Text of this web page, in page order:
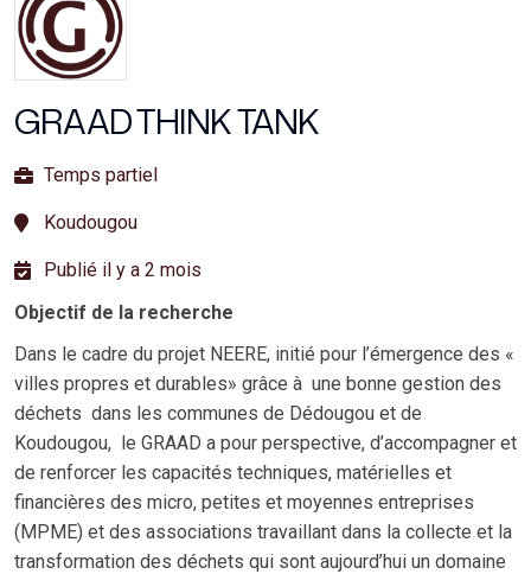
GRAAD THINK TANK
Temps partiel
Koudougou
Publié il y a 2 mois
Objectif de la recherche
Dans le cadre du projet NEERE, initié pour l’émergence des «
villes propres et durables» grâce à une bonne gestion des
déchets dans les communes de Dédougou et de
Koudougou, le GRAAD a pour perspective, d’accompagner et
de renforcer les capacités techniques, matérielles et
financières des micro, petites et moyennes entreprises
(MPME) et des associations travaillant dans la collecte et la
transformation des déchets qui sont aujourd’hui un domaine